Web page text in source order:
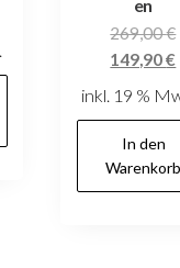
en
269,00€
149,90€
inkl. 19 %
In den
Warenkorb